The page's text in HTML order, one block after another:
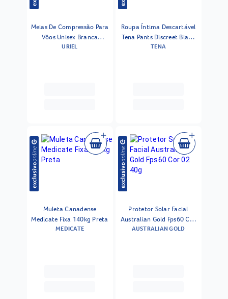
Meias De Compressão Para
Vôos Unisex Branca
Tamanho 41/44 Uriel
URIEL
Roupa Íntima Descartável
Tena Pants Discreet Black
G/eg 16 Unidades
TENA
Muleta Canadense
Medicate Fixa 140kg Preta
MEDICATE
Protetor Solar Facial
Australian Gold Fps60 Cor
02 40g
AUSTRALIAN GOLD